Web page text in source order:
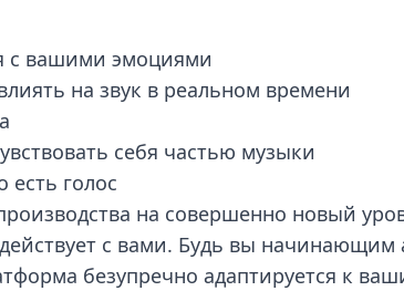
с вашими эмоциями
на звук в реальном времени
себя частью музыки
голос
на совершенно новый
с вами. Будь вы начинающим
безупречно адаптируется к